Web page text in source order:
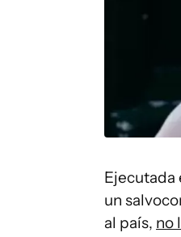
Ejecutada
un
al país, no